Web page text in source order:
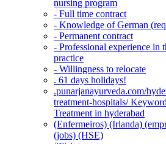
nursing program
- Full time contract
- Knowledge of German
- Permanent contract
- Professional experience in
practice
- Willingness to relocate
. 61 days holidays!
.punarjanayurveda.com/
treatment-hospitals/
Treatment in hyderabad
(Enfermeiros) (Irlanda)
(jobs) (HSE)